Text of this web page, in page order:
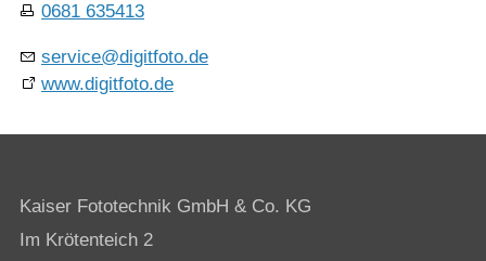
0681 635413
service@digitfoto.de
www.digitfoto.de
Kaiser Fototechnik GmbH & Co. KG
Im Krötenteich 2